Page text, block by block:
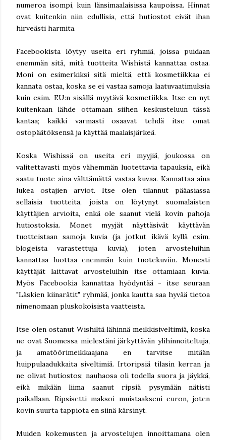
numeroa isompi, kuin länsimaalaisissa kaupoissa. Hinnat
ovat kuitenkin niin edullisia, että hutiostot eivät ihan
hirveästi harmita.
Facebookista löytyy useita eri ryhmiä, joissa puidaan
enemmän sitä, mitä tuotteita Wishistä kannattaa ostaa.
Moni on esimerkiksi sitä mieltä, että kosmetiikkaa ei
kannata ostaa, koska se ei vastaa samoja laatuvaatimuksia
kuin esim. EU:n sisällä myytävä kosmetiikka. Itse en nyt
kuitenkaan lähde ottamaan siihen keskusteluun tässä
kantaa; kaikki varmasti osaavat tehdä itse omat
ostopäätöksensä ja käyttää maalaisjärkeä.
Koska Wishissä on useita eri myyjiä, joukossa on
valitettavasti myös vähemmän luotettavia tapauksia, eikä
saatu tuote aina välttämättä vastaa kuvaa. Kannattaa aina
lukea ostajien arviot. Itse olen tilannut pääasiassa
sellaisia tuotteita, joista on löytynyt suomalaisten
käyttäjien arvioita, enkä ole saanut vielä kovin pahoja
hutiostoksia. Monet myyjät näyttäsivät käyttävän
tuotteistaan samoja kuvia (ja jotkut ikävä kyllä esim.
blogeista varastettuja kuvia), joten arvosteluihin
kannattaa luottaa enemmän kuin tuotekuviin. Monesti
käyttäjät laittavat arvosteluihin itse ottamiaan kuvia.
Myös Facebookia kannattaa hyödyntää - itse seuraan
"Läskien kiinarätit" ryhmää, jonka kautta saa hyvää tietoa
nimenomaan pluskokoisista vaatteista.
Itse olen ostanut Wishiltä lähinnä meikkisiveltimiä, koska
ne ovat Suomessa mielestäni järkyttävän ylihinnoiteltuja,
ja amatöörimeikkaajana en tarvitse mitään
huippulaadukkaita siveltimiä. Irtoripsiä tilasin kerran ja
ne olivat hutiostos; nauhaosa oli todella suora ja jäykkä,
eikä mikään liima saanut ripsiä pysymään nätisti
paikallaan. Ripsisetti maksoi muistaakseni euron, joten
kovin suurta tappiota en siinä kärsinyt.
Muiden kokemusten ja arvostelujen innoittamana olen